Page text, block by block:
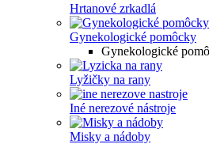
Hrtanové zrkadlá
Gynekologické pomôcky
Gynekologické
Lyžičky na rany
Iné nerezové nástroje
Misky a nádoby